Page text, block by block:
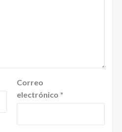
Correo
electrónico *